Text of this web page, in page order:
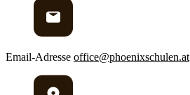
Email-Adresse office@phoenixschulen.at